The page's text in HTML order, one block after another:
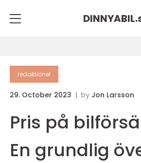
DINNYABIL.
redaktionel
29. October 2023 by Jon Larsson
Pris på
En grundlig